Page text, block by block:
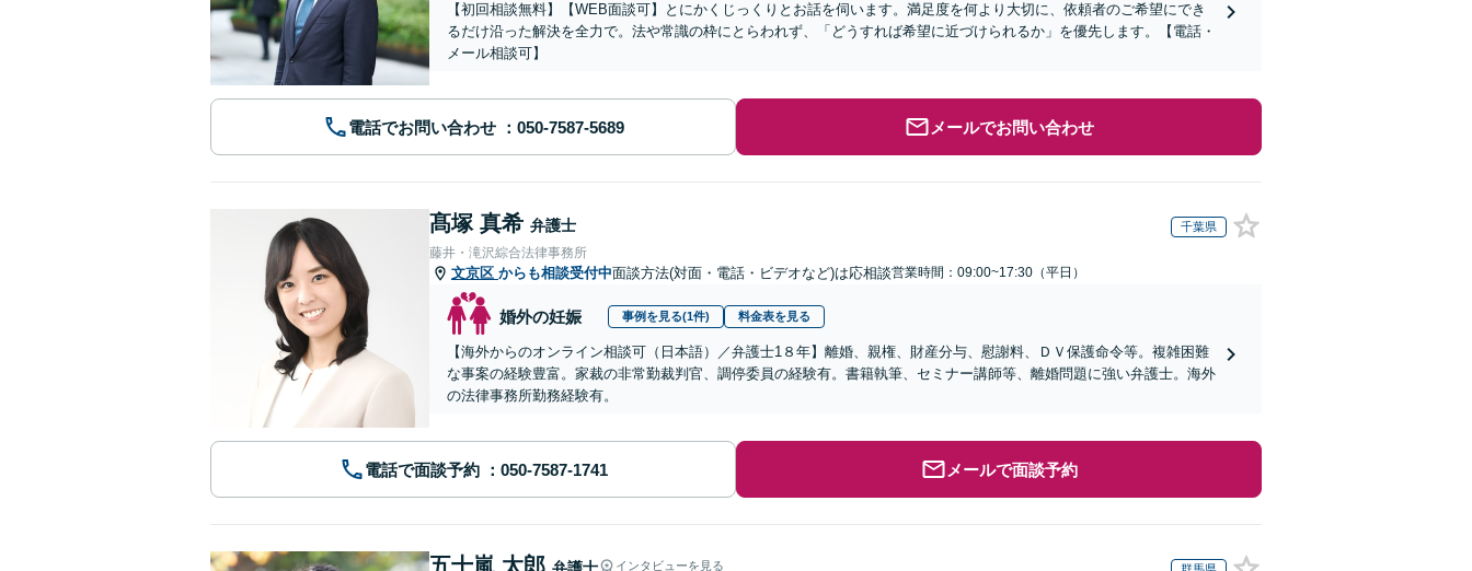
【初回相談無料】【WEB面談可】とにかくじっくりとお話を伺います。満足度を何より大切に、依頼者のご希望にでき
るだけ沿った解決を全力で。法や常識の枠にとらわれず、「どうすれば希望に近づけられるか」を優先します。【電話・
メール相談可】
電話でお問い合わせ メールでお問い合わせ
髙塚 真希 弁護士 千葉県
藤井・滝沢綜合法律事務所
文京区 からも相談受付中面談方法(対面・電話・ビデオなど)は応相談営業時間：09:00~17:30（平日）
婚外の妊娠 事例を見る(1件) 料金表を見る
【海外からのオンライン相談可（日本語）／弁護士1８年】離婚、親権、財産分与、慰謝料、ＤＶ保護命令等。複雑困難
な事案の経験豊富。家裁の非常勤裁判官、調停委員の経験有。書籍執筆、セミナー講師等、離婚問題に強い弁護士。海外
の法律事務所勤務経験有。
電話で面談予約 メールで面談予約
五十嵐 太郎 インタビューを見る 群馬県